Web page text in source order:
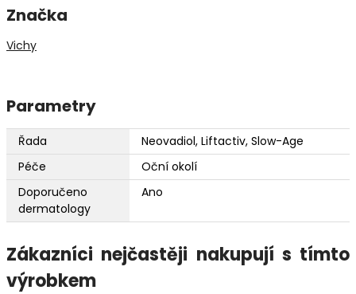
Značka
Vichy
Parametry
Řada
Neovadiol, Liftactiv, Slow-Age
Péče
Oční okolí
Doporučeno
dermatology
Ano
Zákazníci nejčastěji nakupují s tímto
výrobkem